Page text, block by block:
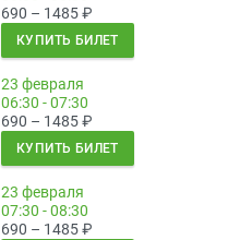
690 – 1485₽
КУПИТЬ БИЛЕТ
23 февраля
06:30 - 07:30
690 – 1485₽
КУПИТЬ БИЛЕТ
23 февраля
07:30 - 08:30
690 – 1485₽